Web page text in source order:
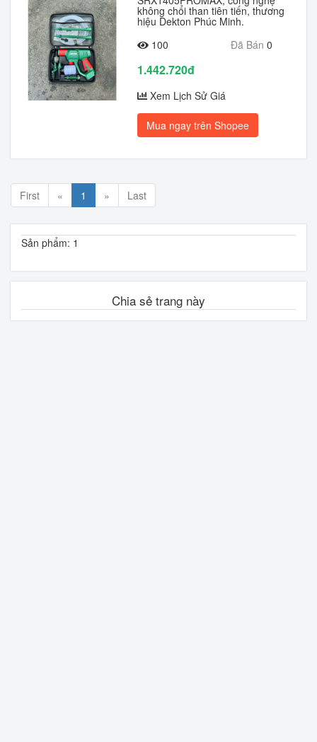
không chổi than tiên tiến, thương
hiệu Dekton Phúc Minh.
100
Đã Bán 0
1.442.720đ
Xem Lịch Sử Giá
Mua ngay trên Shopee
First « 1 » Last
Sản phẩm: 1
Chia sẻ trang này